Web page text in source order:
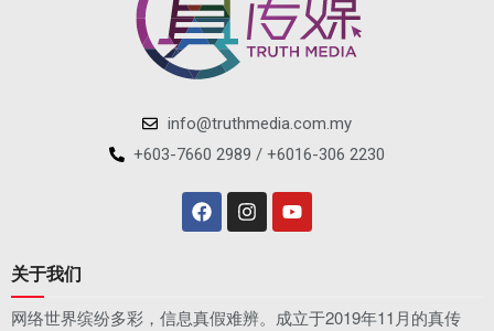
info@truthmedia.com.my
+603-7660 2989 / +6016-306 2230
关于我们
网络世界缤纷多彩，信息真假难辨。成立于2019年11月的真传